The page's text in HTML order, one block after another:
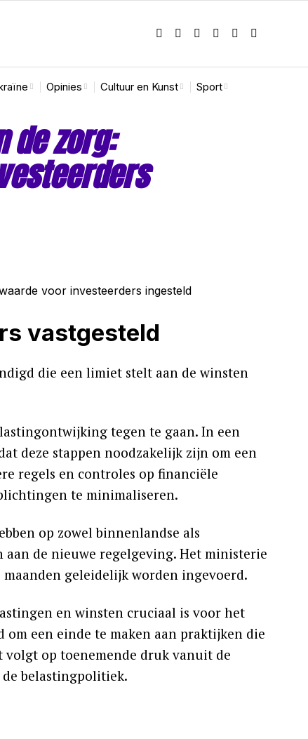
Opinies Cultuur en Kunst Sport
de zorg:
vastgesteld
die een limiet stelt aan de winsten
tegen te gaan. In een
deze stappen noodzakelijk zijn om een
regels en controles op financiële
te minimaliseren.
op zowel binnenlandse als
de nieuwe regelgeving. Het ministerie
geleidelijk worden ingevoerd.
en winsten cruciaal is voor het
een einde te maken aan praktijken die
op toenemende druk vanuit de
belastingpolitiek.